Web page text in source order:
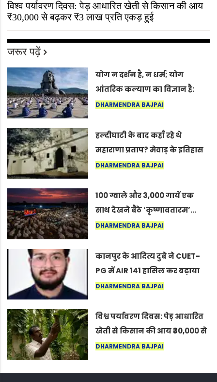
विश्व पर्यावरण दिवस: पेड़ आधारित खेती से किसान की आय
₹30,000 से बढ़कर ₹3 लाख प्रति एकड़ हुई
जरूर पढ़ें
योग न दर्शन है, न धर्म; योग
आंतरिक कल्याण का विज्ञान है:
अंतरराष्ट्रीय योग दिवस 2026 पर
DHARMENDRA BAJPAI
हल्दीघाटी के बाद कहाँ रहे थे
महाराणा प्रताप? मेवाड़ के इतिहास
का वह अनकहा अध्याय जो आज भी
DHARMENDRA BAJPAI
100 ग्वाले और 3,000 गायें एक
साथ देखने बैठे ‘कृष्णावतारम’…
नागपुर में दिखा ऐसा नज़ारा कि
कर सकते हैं”
DHARMENDRA BAJPAI
कानपुर के आदित्य दुबे ने CUET-
PG में AIR 141 हासिल कर बढ़ाया
शहर का मान
DHARMENDRA BAJPAI
विश्व पर्यावरण दिवस: पेड़ आधारित
खेती से किसान की आय ₹30,000 से
बढ़कर ₹3 लाख प्रति एकड़ हुई
DHARMENDRA BAJPAI